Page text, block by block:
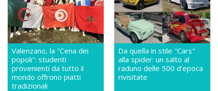
Valenzano, la "Cena dei
popoli": studenti
provenienti da tutto il
mondo offrono piatti
tradizionali
Da quella in stile "Cars"
alla spider: un salto al
raduno delle 500 d'epoca
rivisitate